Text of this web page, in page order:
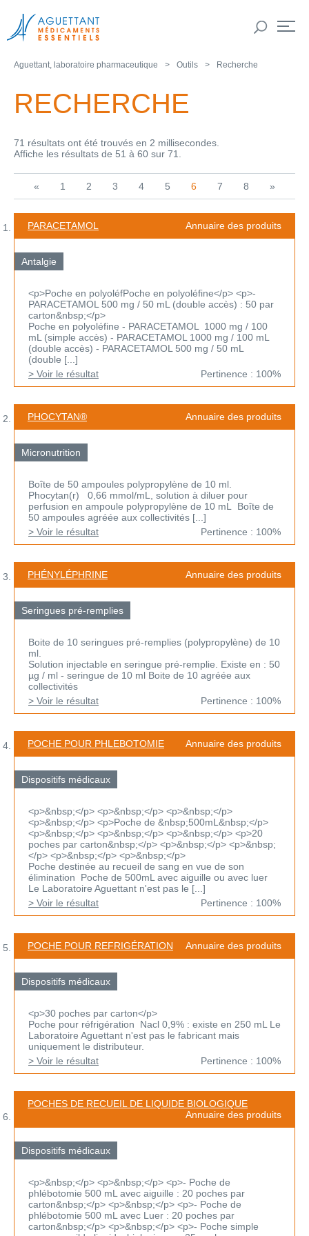
Aguettant, laboratoire pharmaceutique Outils Recherche
RECHERCHE
71 résultats ont été trouvés en 2 millisecondes.
Affiche les résultats de 51 à 60 sur 71.
« 1 2 3 4 5 6 7 8 »
PARACETAMOL Annuaire des produits
Antalgie
<p>Poche en polyoléfPoche en polyoléfine</p> <p>-
PARACETAMOL 500 mg / 50 mL (double accès) : 50 par
carton&nbsp;</p>
Poche en polyoléfine - PARACETAMOL 1000 mg / 100
mL (simple accès) - PARACETAMOL 1000 mg / 100 mL
(double accès) - PARACETAMOL 500 mg / 50 mL
(double [...]
> Voir le résultat
Pertinence : 100%
PHOCYTAN® Annuaire des produits
Micronutrition
Boîte de 50 ampoules polypropylène de 10 ml.
Phocytan(r) 0,66 mmol/mL, solution à diluer pour
perfusion en ampoule polypropylène de 10 mL Boîte de
50 ampoules agréée aux collectivités [...]
> Voir le résultat
Pertinence : 100%
PHÉNYLÉPHRINE Annuaire des produits
Seringues pré-remplies
Boite de 10 seringues pré-remplies (polypropylène) de 10
ml.
Solution injectable en seringue pré-remplie. Existe en : 50
µg / ml - seringue de 10 ml Boite de 10 agréée aux
collectivités
> Voir le résultat
Pertinence : 100%
POCHE POUR PHLEBOTOMIE Annuaire des produits
Dispositifs médicaux
<p>&nbsp;</p> <p>&nbsp;</p> <p>&nbsp;</p>
<p>&nbsp;</p> <p>Poche de &nbsp;500mL&nbsp;</p>
<p>&nbsp;</p> <p>&nbsp;</p> <p>&nbsp;</p> <p>20
poches par carton&nbsp;</p> <p>&nbsp;</p> <p>&nbsp;
</p> <p>&nbsp;</p> <p>&nbsp;</p>
Poche destinée au recueil de sang en vue de son
élimination Poche de 500mL avec aiguille ou avec luer
Le Laboratoire Aguettant n'est pas le [...]
> Voir le résultat
Pertinence : 100%
POCHE POUR REFRIGÉRATION Annuaire des produits
Dispositifs médicaux
<p>30 poches par carton</p>
Poche pour réfrigération Nacl 0,9% : existe en 250 mL Le
Laboratoire Aguettant n'est pas le fabricant mais
uniquement le distributeur.
> Voir le résultat
Pertinence : 100%
POCHES DE RECUEIL DE LIQUIDE BIOLOGIQUE
Annuaire des produits
Dispositifs médicaux
<p>&nbsp;</p> <p>&nbsp;</p> <p>- Poche de
phlébotomie 500 mL avec aiguille : 20 poches par
carton&nbsp;</p> <p>&nbsp;</p> <p>- Poche de
phlébotomie 500 mL avec Luer : 20 poches par
carton&nbsp;</p> <p>&nbsp;</p> <p>- Poche simple